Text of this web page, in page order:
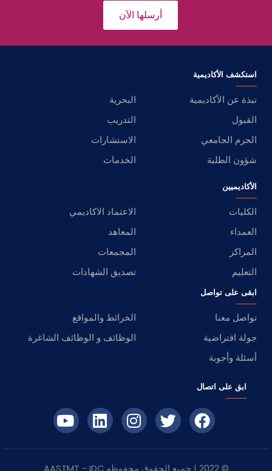
أرسلها الآن
استكشف الأكاديمية
نبذة عن الأكاديمية
البحرية
القبول
التدريب
الحرم الجامعي
الاستشارات
شؤون الطلبة
الخدمات
الأكاديميين
الكليات
الاعتماد الاكاديمي
العمداء
المعاهد
المراكز
المجمعات
التعليم
تصديق الشهادات
ابقى على تواصل
تواصل معنا
الخرائط والمواقع
جولة افتراضية
الوظائف و الوظائف الشاغرة
أسئلة وأجوبة
ابق على اتصال
© 2022 | جميع الحقوق محفوظه IDC
- AASTMT